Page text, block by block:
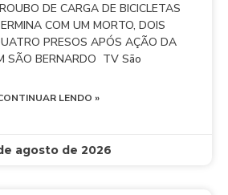
DE CARGA DE BICICLETAS
COM UM MORTO, DOIS
PRESOS APÓS AÇÃO DA
SÃO BERNARDO TV São
LENDO »
agosto de 2026